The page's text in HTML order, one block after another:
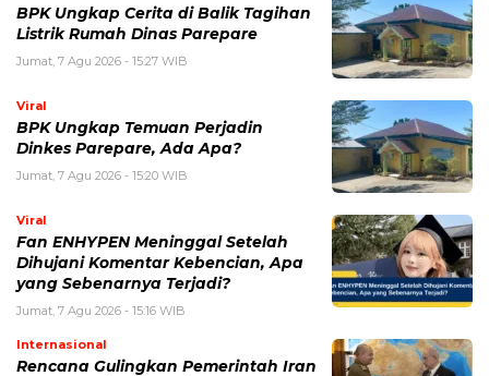
BPK Ungkap Cerita di Balik Tagihan
Listrik Rumah Dinas Parepare
Jumat, 7 Agu 2026 - 15:27 WIB
Viral
BPK Ungkap Temuan Perjadin
Dinkes Parepare, Ada Apa?
Jumat, 7 Agu 2026 - 15:20 WIB
Viral
Fan ENHYPEN Meninggal Setelah
Dihujani Komentar Kebencian, Apa
yang Sebenarnya Terjadi?
Jumat, 7 Agu 2026 - 15:16 WIB
Internasional
Rencana Gulingkan Pemerintah Iran